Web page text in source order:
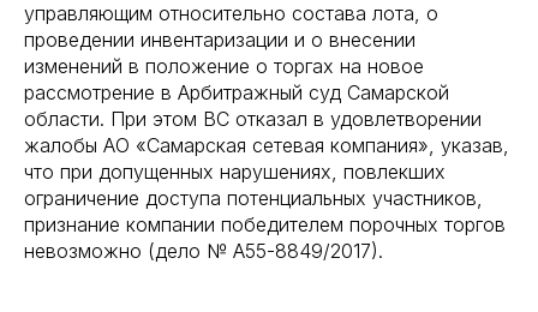
управляющим относительно состава лота, о
проведении инвентаризации и о внесении
изменений в положение о торгах на новое
рассмотрение в Арбитражный суд Самарской
области. При этом ВС отказал в удовлетворении
жалобы АО «Самарская сетевая компания», указав,
что при допущенных нарушениях, повлекших
ограничение доступа потенциальных участников,
признание компании победителем порочных торгов
невозможно (дело № А55-8849/2017).